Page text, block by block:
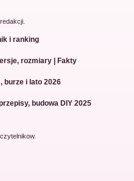
i ranking
rozmiary | Fakty
burze i lato 2026
budowa DIY 2025